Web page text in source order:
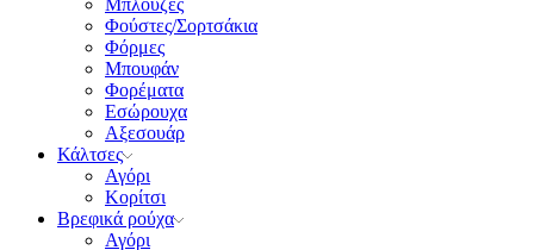
Μπλούζες
Φούστες/Σορτσάκια
Φόρμες
Μπουφάν
Φορέματα
Εσώρουχα
Αξεσουάρ
Κάλτσες
Αγόρι
Κορίτσι
Βρεφικά ρούχα
Αγόρι